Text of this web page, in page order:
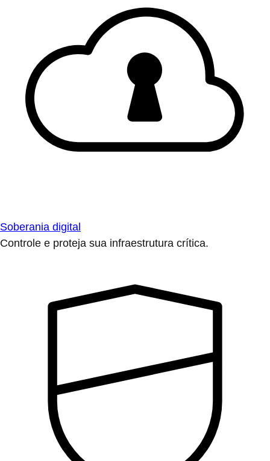
Soberania digital
Controle e proteja sua infraestrutura crítica.